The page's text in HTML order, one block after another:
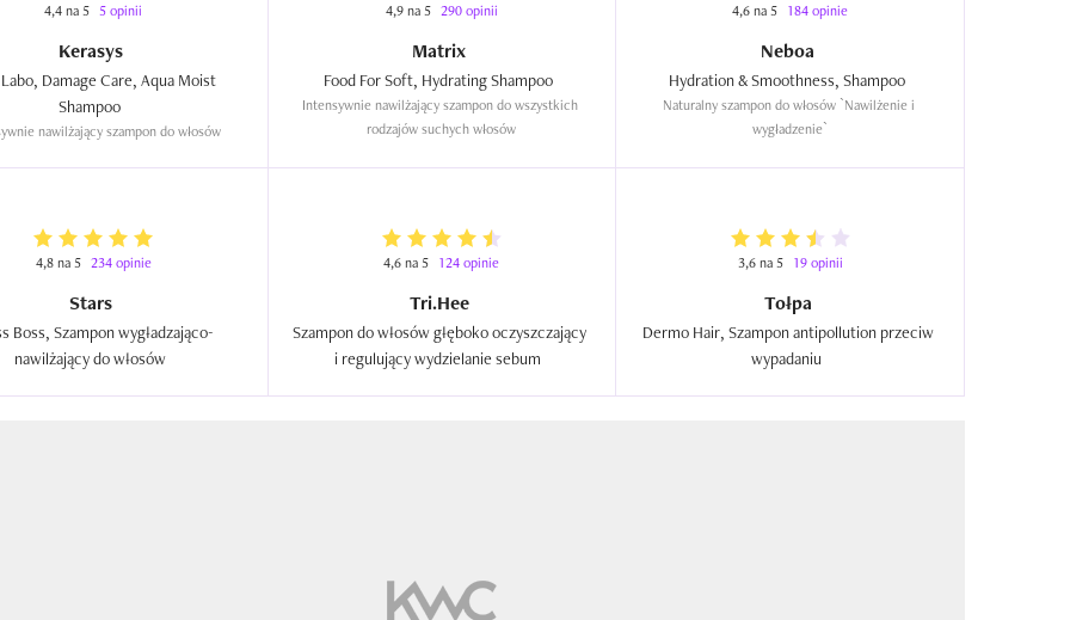
4,4 na 5 5 opinii
Kerasys
Damage Care, Aqua Moist
nawilżający szampon do włosów
4,9 na 5 290 opinii
Matrix
Intensywnie nawilżający szampon do wszystkich
rodzajów suchych włosów
4,6 na 5 184 opinie
Neboa
Naturalny szampon do włosów `Nawilżenie i
wygładzenie`
4,8 na 5 234 opinie
Stars
Boss, Szampon wygładzająco-
4,6 na 5 124 opinie
Tri.Hee
Szampon do włosów głęboko oczyszczający
3,6 na 5 19 opinii
Tołpa
Dermo Hair, Szampon antipollution przeciw